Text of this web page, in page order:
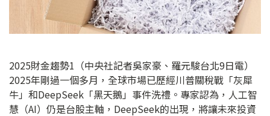
2025財金趨勢1（中央社記者吳家豪、羅元駿台北9日電）
2025年剛過一個多月，全球市場已歷經川普關稅戰「灰犀
牛」和DeepSeek「黑天鵝」事件洗禮。專家認為，人工智
慧（AI）仍是台股主軸，DeepSeek的出現，將讓未來投資